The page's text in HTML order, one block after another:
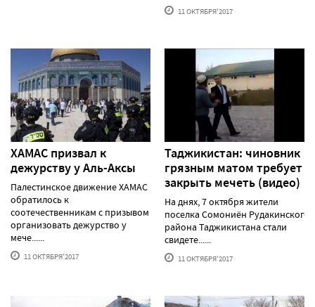
11 ОКТЯБРЯ'2017
ХАМАС призвал к
дежурству у Аль-Аксы
Палестинское движение ХАМАС
обратилось к
соотечественникам с призывом
организовать дежурство у
мече......
11 ОКТЯБРЯ'2017
Таджикистан: чиновник
грязным матом требует
закрыть мечеть (видео)
На днях, 7 октября жители
поселка Сомониён Рудакинского
района Таджикистана стали
свидете......
11 ОКТЯБРЯ'2017